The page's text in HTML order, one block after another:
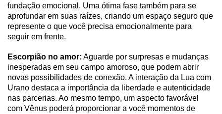
fundação emocional. Uma ótima fase também para se
aprofundar em suas raízes, criando um espaço seguro que
represente o que você precisa emocionalmente para
seguir em frente.
Escorpião no amor: Aguarde por surpresas e mudanças
inesperadas em seu campo amoroso, que podem abrir
novas possibilidades de conexão. A interação da Lua com
Urano destaca a importância da liberdade e autenticidade
nas parcerias. Ao mesmo tempo, um aspecto favorável
com Vênus poderá proporcionar a você momentos de